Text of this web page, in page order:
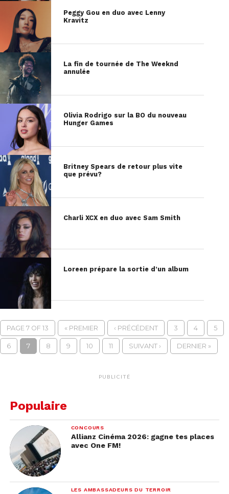
Peggy Gou en duo avec Lenny
Kravitz
La fin de tournée de The Weeknd
annulée
Olivia Rodrigo sur la BO du nouveau
Hunger Games
Britney Spears de retour plus vite
que prévu?
Charli XCX en duo avec Sam Smith
Loreen prépare la sortie d’un album
PAGE 7 OF 13 « PREMIER ‹ PRÉCÉDENT 3 4 5
6 7 8 9 10 11 SUIVANT › DERNIER »
PUBLICITÉ
Populaire
CONCOURS
Allianz Cinéma 2026: gagne tes places
avec One FM!
LES AMBASSADEURS DU TERROIR